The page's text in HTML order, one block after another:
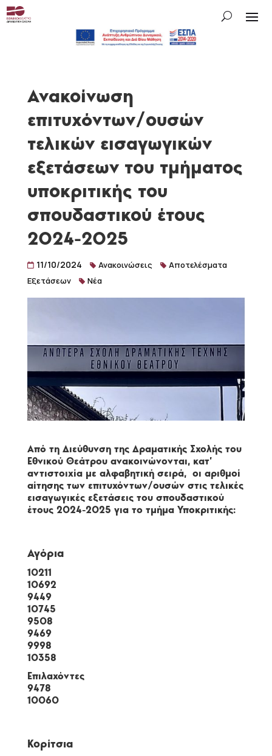
Ανακοίνωση
επιτυχόντων/ουσών
τελικών εισαγωγικών
εξετάσεων του τμήματος
υποκριτικής του
σπουδαστικού έτους
2024-2025
11/10/2024 Ανακοινώσεις
Αποτελέσματα
Εξετάσεων
Νέα
Από τη Διεύθυνση της Δραματικής Σχολής του
Εθνικού Θεάτρου ανακοινώνονται, κατ’
αντιστοιχία με αλφαβητική σειρά, οι αριθμοί
αίτησης των επιτυχόντων/ουσών στις τελικές
εισαγωγικές εξετάσεις του σπουδαστικού
έτους 2024-2025 για το τμήμα Υποκριτικής:
Αγόρια
10211
10692
9449
10745
9508
9469
9998
10358
Επιλαχόντες
9478
10060
Κορίτσια